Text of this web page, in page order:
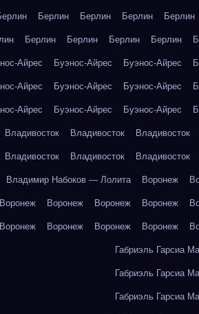
Берлин Берлин Берлин Берлин
Берлин Берлин Берлин Берлин
Айрес Буэнос-Айрес Буэнос-Айрес
Айрес Буэнос-Айрес Буэнос-Айрес
Айрес Буэнос-Айрес Буэнос-Айрес
Владивосток Владивосток Владивосток
Владивосток Владивосток Владивосток
Владимир Набоков — Лолита Воронеж
Воронеж Воронеж Воронеж Воронеж
Воронеж Воронеж Воронеж Воронеж
Габриэль Гарсиа
Габриэль Гарсиа
Габриэль Гарсиа